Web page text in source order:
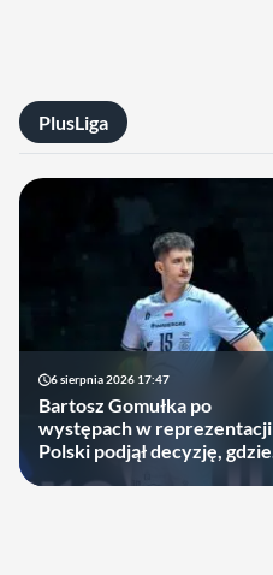
PlusLiga
6 sierpnia 2026 17:47
Bartosz Gomułka po
występach w reprezentacji
Polski podjął decyzję, gdzie